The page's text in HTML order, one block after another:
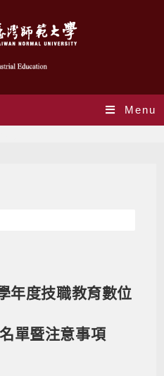
Menu
年度技職教育數位
單暨注意事項